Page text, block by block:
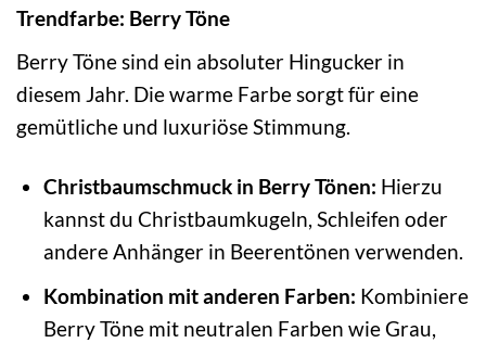
Trendfarbe: Berry Töne
Berry Töne sind ein absoluter Hingucker in
diesem Jahr. Die warme Farbe sorgt für eine
gemütliche und luxuriöse Stimmung.
Christbaumschmuck in Berry Tönen: Hierzu
kannst du Christbaumkugeln, Schleifen oder
andere Anhänger in Beerentönen verwenden.
Kombination mit anderen Farben: Kombiniere
Berry Töne mit neutralen Farben wie Grau,